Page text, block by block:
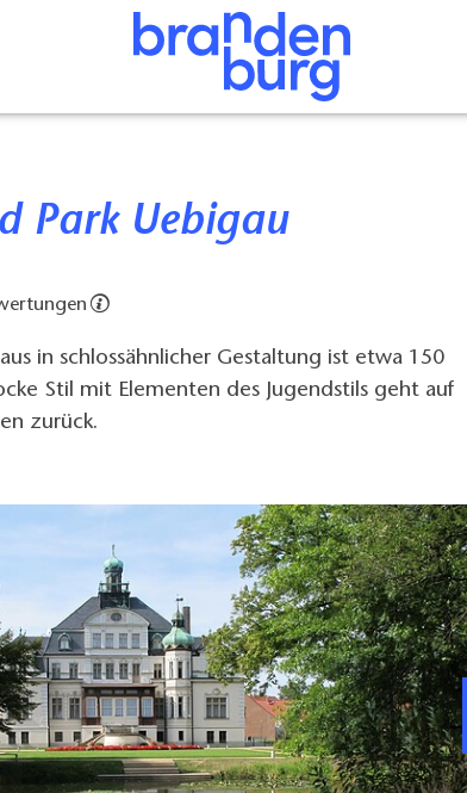
Park Uebigau
in schlossähnlicher Gestaltung ist etwa 150
Stil mit Elementen des Jugendstils geht auf
zurück.